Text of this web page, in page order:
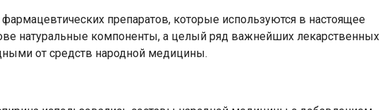
препаратов, которые используются в настоящее
натуральные компоненты, а целый ряд важнейших лекарственных
от средств народной медицины.